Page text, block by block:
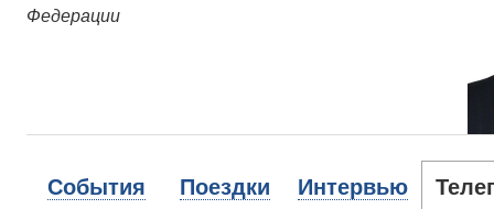
Федерации
События Поездки Интервью